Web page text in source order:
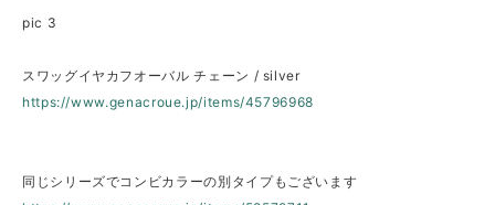
pic 3
スワッグイヤカフオーバル チェーン / silver
https://www.genacroue.jp/items/45796968
同じシリーズでコンビカラーの別タイプもございます